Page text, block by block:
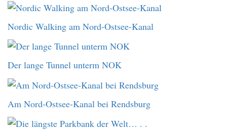
Nordic Walking am Nord-Ostsee-Kanal
Der lange Tunnel unterm NOK
Am Nord-Ostsee-Kanal bei Rendsburg